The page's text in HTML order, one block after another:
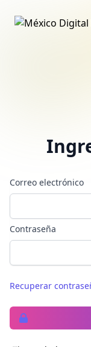
México Digital
Correo electrónico
Contraseña
Recuperar